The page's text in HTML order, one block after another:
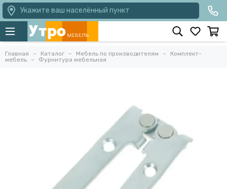
Укажите ваш населённый пункт
Главная Каталог Мебель по производителям
Комплект-
мебель
Фурнитура мебельная